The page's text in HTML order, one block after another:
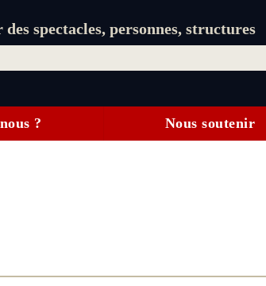
des spectacles, personnes, structures
? Nous soutenir